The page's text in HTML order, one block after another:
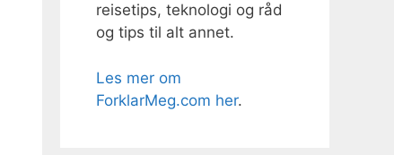
reisetips, teknologi og råd
og tips til alt annet.
Les mer om
ForklarMeg.com her.